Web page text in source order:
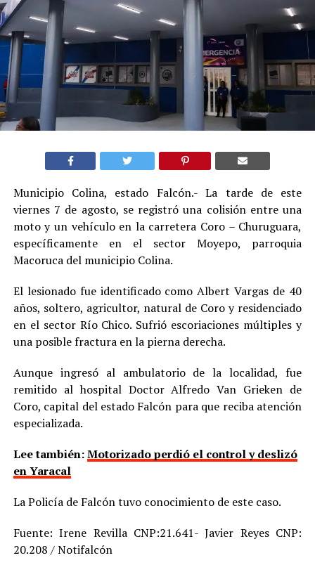
Municipio Colina, estado Falcón.- La tarde de este
viernes 7 de agosto, se registró una colisión entre una
moto y un vehículo en la carretera Coro – Churuguara,
específicamente en el sector Moyepo, parroquia
Macoruca del municipio Colina.
El lesionado fue identificado como Albert Vargas de 40
años, soltero, agricultor, natural de Coro y residenciado
en el sector Río Chico. Sufrió escoriaciones múltiples y
una posible fractura en la pierna derecha.
Aunque ingresó al ambulatorio de la localidad, fue
remitido al hospital Doctor Alfredo Van Grieken de
Coro, capital del estado Falcón para que reciba atención
especializada.
Lee también:Motorizado perdió el control y deslizó
en Yaracal
La Policía de Falcón tuvo conocimiento de este caso.
Fuente: Irene Revilla CNP:21.641- Javier Reyes CNP:
20.208 / Notifalcón